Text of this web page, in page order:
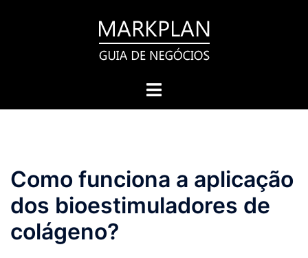
Toggle
Como funciona a aplicação
dos bioestimuladores de
colágeno?